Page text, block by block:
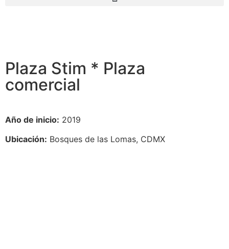
Plaza Stim * Plaza
comercial
Año de inicio: 2019
Ubicación: Bosques de las Lomas, CDMX